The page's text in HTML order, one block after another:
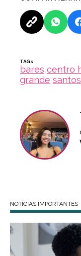
TAGs
bares centro
grande santos
NOTÍCIAS IMPORTANTES